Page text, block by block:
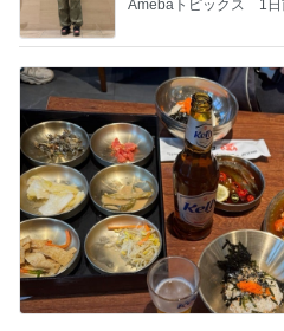
Amebaトピックス 1